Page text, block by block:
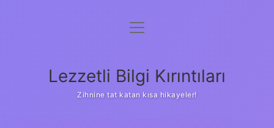
Anasayfa
Yasal Uyarı
menüyü
Lezzetli Bilgi Kırıntıları
Zihnine tat katan kısa hikayeler!